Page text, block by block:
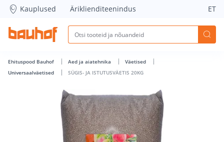
SÜGIS- JA ISTUTUSVÄETIS 20KG - Bauhof has loaded
Kauplused Äriklienditeenindus ET
Ehituspood Bauhof Aed ja aiatehnika
Väetised
Universaalväetised
SÜGIS- JA ISTUTUSVÄETIS 20KG